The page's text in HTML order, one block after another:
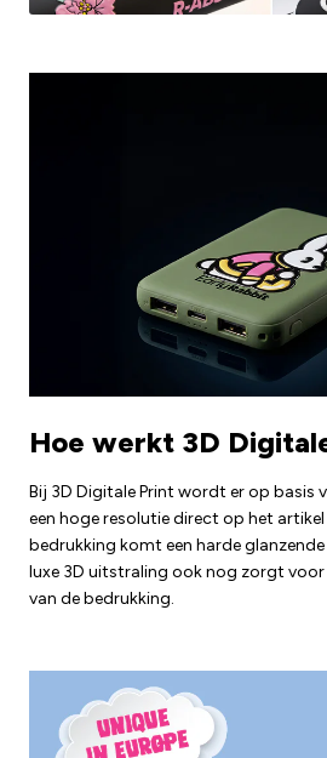
Hoe werkt 3D
Bij 3D Digitale Print wordt er op basis
een hoge resolutie direct op het
bedrukking komt een harde
luxe 3D uitstraling ook nog zorgt
van de bedrukking.